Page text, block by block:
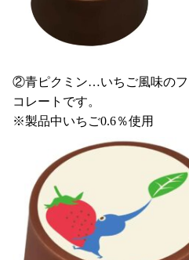
②青ピクミン…いちご風味のフ
コレートです。
※製品中いちご0.6％使用